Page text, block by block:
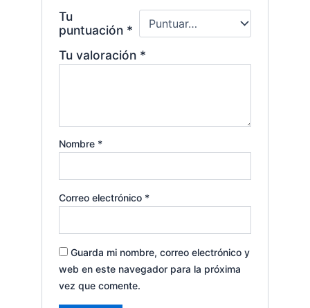
Tu
puntuación *
Tu valoración *
Nombre *
Correo electrónico *
Guarda mi nombre, correo electrónico y
web en este navegador para la próxima
vez que comente.